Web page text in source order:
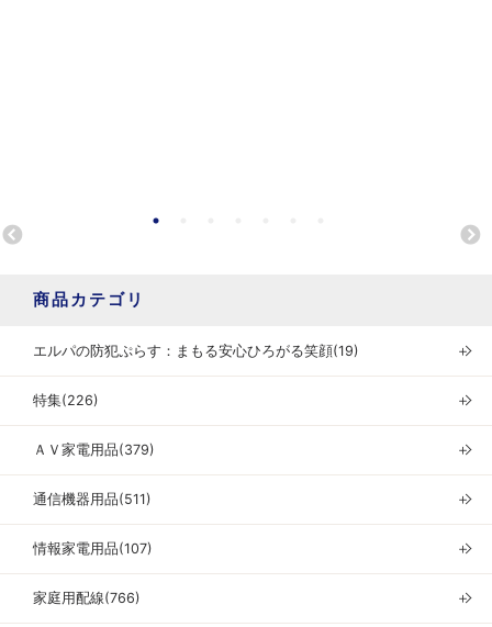
商品カテゴリ
エルパの防犯ぷらす：まもる安心ひろがる笑顔(19) ＋
特集(226) ＋
ＡＶ家電用品(379) ＋
通信機器用品(511) ＋
情報家電用品(107) ＋
家庭用配線(766) ＋